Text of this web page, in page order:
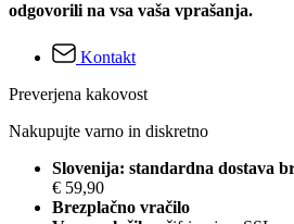
odgovorili na vsa vaša vprašanja.
Kontakt
Preverjena kakovost
Nakupujte varno in diskretno
Slovenija: standardna dostava
€ 59,90
Brezplačno vračilo